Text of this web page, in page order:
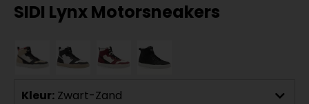
SIDI Lynx Motorsneakers
Kleur: Zwart-Zand